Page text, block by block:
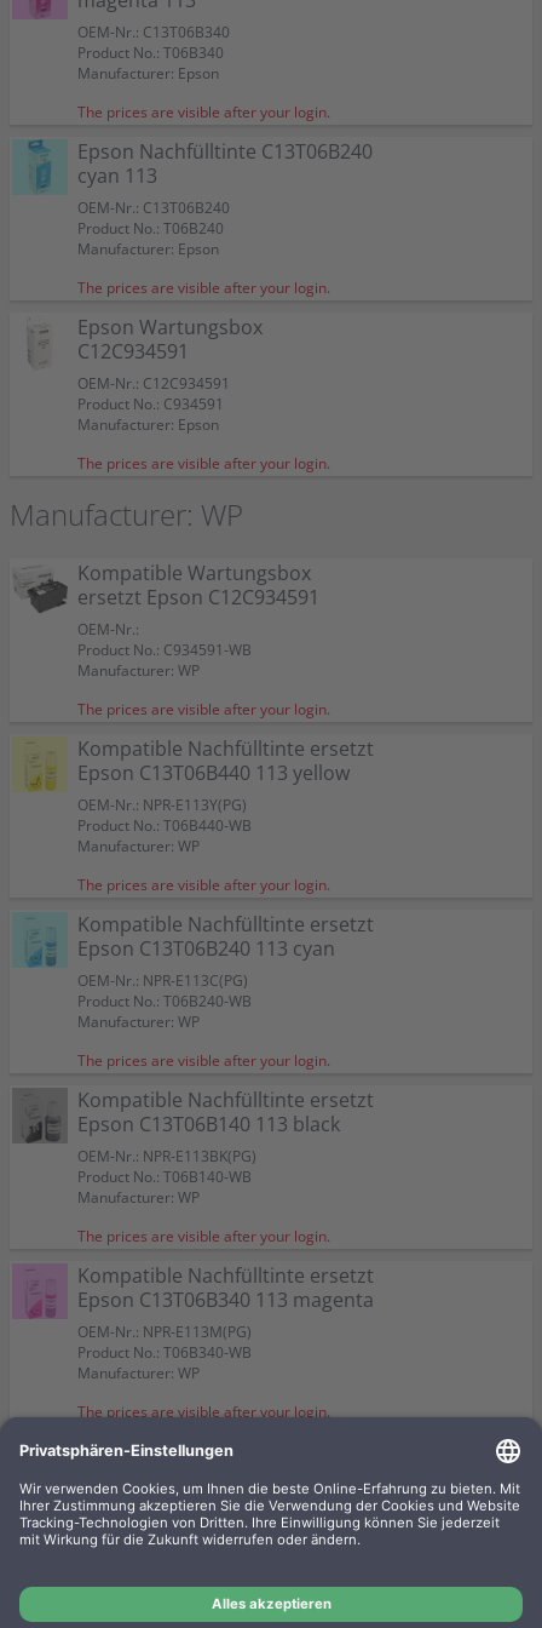
OEM-Nr.: C13T06B340
Product No.: T06B340
Manufacturer: Epson
The prices are visible after your login.
Epson Nachfülltinte C13T06B240
cyan 113
OEM-Nr.: C13T06B240
Product No.: T06B240
Manufacturer: Epson
The prices are visible after your login.
Epson Wartungsbox
C12C934591
OEM-Nr.: C12C934591
Product No.: C934591
Manufacturer: Epson
The prices are visible after your login.
Manufacturer: WP
Kompatible Wartungsbox
ersetzt Epson C12C934591
OEM-Nr.:
Product No.: C934591-WB
Manufacturer: WP
The prices are visible after your login.
Kompatible Nachfülltinte ersetzt
Epson C13T06B440 113 yellow
OEM-Nr.: NPR-E113Y(PG)
Product No.: T06B440-WB
Manufacturer: WP
The prices are visible after your login.
Kompatible Nachfülltinte ersetzt
Epson C13T06B240 113 cyan
OEM-Nr.: NPR-E113C(PG)
Product No.: T06B240-WB
Manufacturer: WP
The prices are visible after your login.
Kompatible Nachfülltinte ersetzt
Epson C13T06B140 113 black
OEM-Nr.: NPR-E113BK(PG)
Product No.: T06B140-WB
Manufacturer: WP
The prices are visible after your login.
Kompatible Nachfülltinte ersetzt
Epson C13T06B340 113 magenta
OEM-Nr.: NPR-E113M(PG)
Product No.: T06B340-WB
Manufacturer: WP
The prices are visible after your login.
4 kompatible Nachfülltinten
113 Multipack KCMY
OEM-Nr.: T06BKIT
Product No.: T06B-WBSET
The prices are visible after your login.